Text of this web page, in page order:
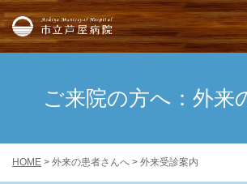
市立芦屋
ご来院の方へ：外来
HOME > 外来の患者さんへ > 外来受診案内